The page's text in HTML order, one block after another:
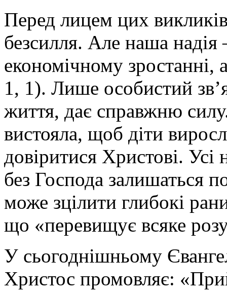
Перед лицем цих
безсилля. Але наша надія
економічному
1, 1). Лише особистий
життя, дає справжню
вистояла, щоб діти
довіритися Христові. Усі
без Господа залишаться
може зцілити глибокі
що «перевищує всяке
У сьогоднішньому
Христос промовляє: